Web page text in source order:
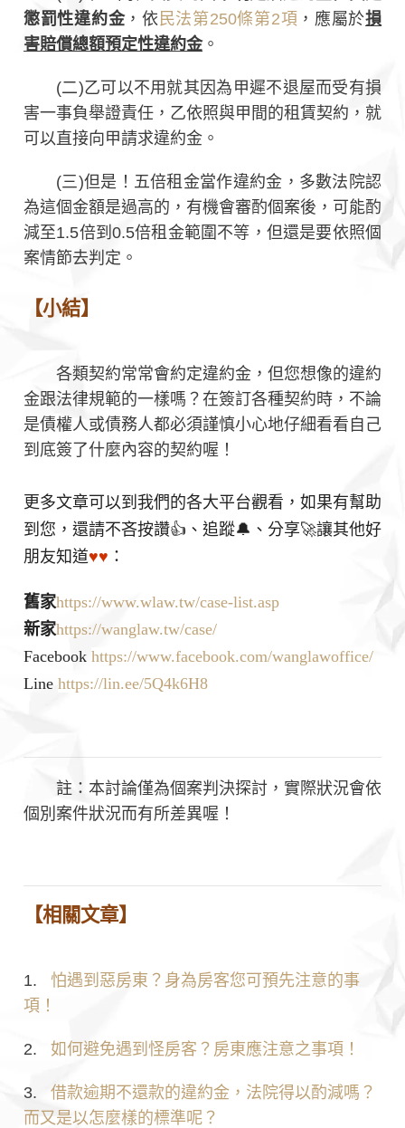
懲罰性違約金，依 民法第250條第2項 ，應屬於損
害賠償總額預定性違約金。
(二)乙可以不用就其因為甲遲不退屋而受有損
害一事負舉證責任，乙依照與甲間的租賃契約，就
可以直接向甲請求違約金。
(三)但是！五倍租金當作違約金，多數法院認
為這個金額是過高的，有機會審酌個案後，可能酌
減至1.5倍到0.5倍租金範圍不等，但還是要依照個
案情節去判定。
【小結】
各類契約常常會約定違約金，但您想像的違約
金跟法律規範的一樣嗎？在簽訂各種契約時，不論
是債權人或債務人都必須謹慎小心地仔細看看自己
到底簽了什麼內容的契約喔！
更多文章可以到我們的各大平台觀看，如果有幫助
到您，還請不吝按讚👍、追蹤🔔、分享🚀讓其他好
朋友知道♥♥ ：
舊家https://www.wlaw.tw/case-list.asp
新家https://wanglaw.tw/case/
Facebook https://www.facebook.com/wanglawoffice/
Line https://lin.ee/5Q4k6H8
註：本討論僅為個案判決探討，實際狀況會依
個別案件狀況而有所差異喔！
【相關文章】
1. 怕遇到惡房東？身為房客您可預先注意的事
項！
2. 如何避免遇到怪房客？房東應注意之事項！
3. 借款逾期不還款的違約金，法院得以酌減嗎？
而又是以怎麼樣的標準呢？